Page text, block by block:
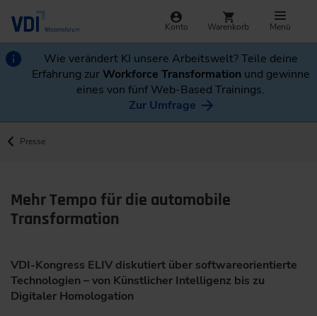
Konto Warenkorb Menü
Wie verändert KI unsere Arbeitswelt? Teile deine
Erfahrung zurWorkforce Transformation und gewinne
eines von fünf Web-Based Trainings.
Zur Umfrage
Presse
Mehr Tempo für die automobile
Transformation
VDI-Kongress ELIV diskutiert über softwareorientierte
Technologien – von Künstlicher Intelligenz bis zu
Digitaler Homologation